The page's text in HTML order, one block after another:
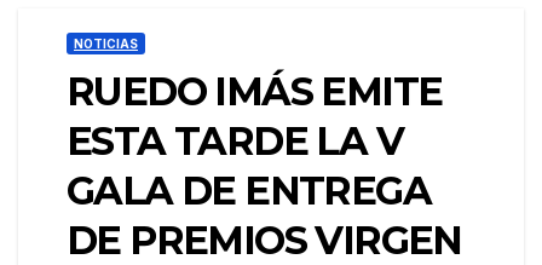
NOTICIAS
RUEDO IMÁS EMITE
ESTA TARDE LA V
GALA DE ENTREGA
DE PREMIOS VIRGEN